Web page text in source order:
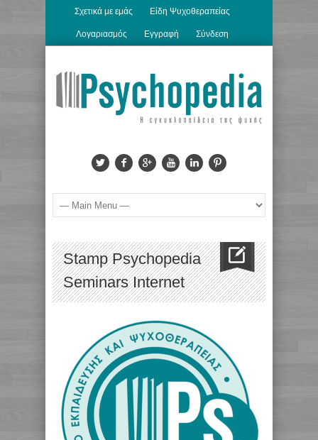
Σχετικά με εμάς Είδη Ψυχοθεραπείας
Λογαριασμός Εγγραφή Σύνδεση
Stamp Psychopedia
Seminars Internet